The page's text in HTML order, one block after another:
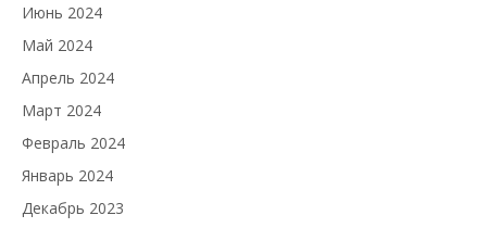
Июнь 2024
Май 2024
Апрель 2024
Март 2024
Февраль 2024
Январь 2024
Декабрь 2023